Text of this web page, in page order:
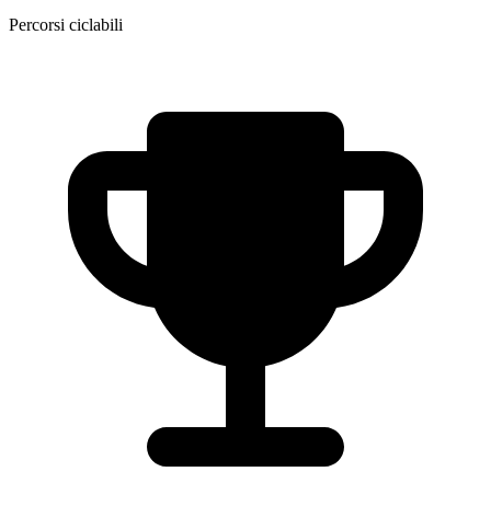
Percorsi ciclabili